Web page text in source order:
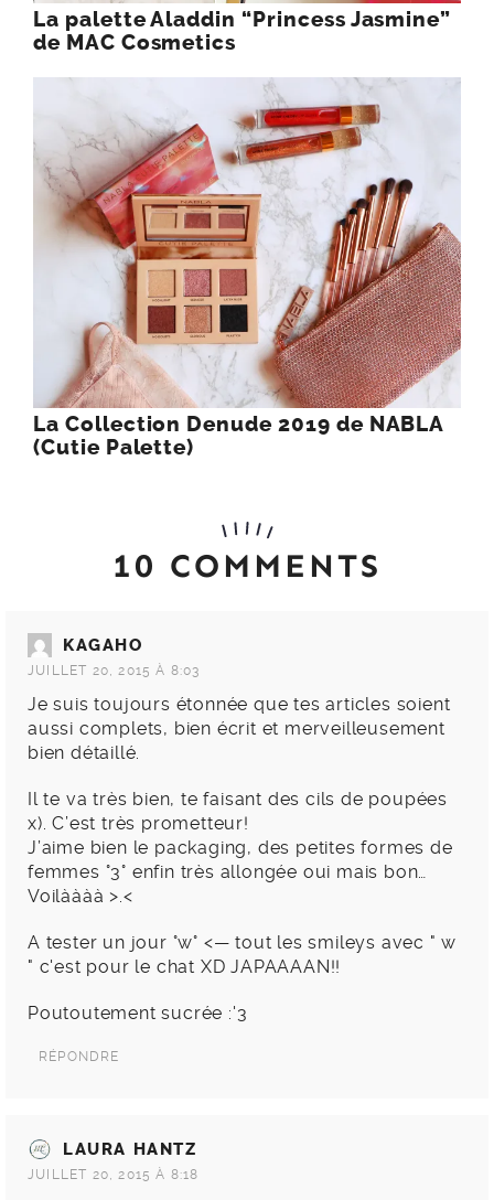
La palette Aladdin “Princess Jasmine”
de MAC Cosmetics
La Collection Denude 2019 de NABLA
(Cutie Palette)
10 COMMENTS
KAGAHO
JUILLET 20, 2015 À 8:03
Je suis toujours étonnée que tes articles soient
aussi complets, bien écrit et merveilleusement
bien détaillé.
Il te va très bien, te faisant des cils de poupées
x). C’est très prometteur!
J’aime bien le packaging, des petites formes de
femmes °3° enfin très allongée oui mais bon…
Voilàààà >.<
A tester un jour °w° <— tout les smileys avec " w
" c'est pour le chat XD JAPAAAAN!!
Poutoutement sucrée :'3
RÉPONDRE
LAURA HANTZ
JUILLET 20, 2015 À 8:18